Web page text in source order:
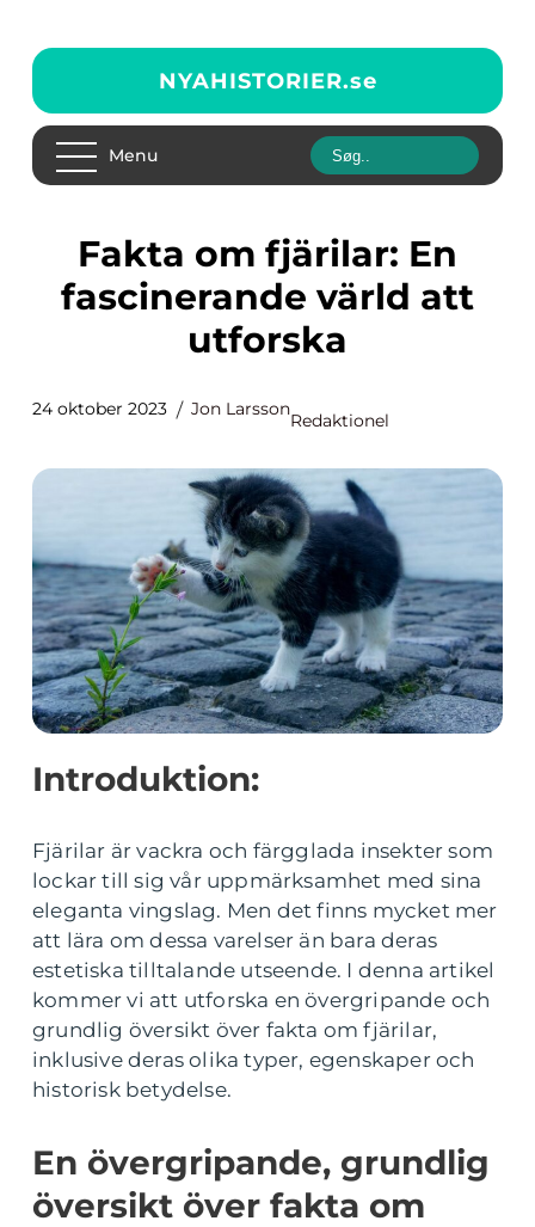
NYAHISTORIER.se
Menu
Fakta om fjärilar: En
fascinerande värld att
utforska
24 oktober 2023 Jon Larsson
Redaktionel
Introduktion:
Fjärilar är vackra och färgglada insekter som
lockar till sig vår uppmärksamhet med sina
eleganta vingslag. Men det finns mycket mer
att lära om dessa varelser än bara deras
estetiska tilltalande utseende. I denna artikel
kommer vi att utforska en övergripande och
grundlig översikt över fakta om fjärilar,
inklusive deras olika typer, egenskaper och
historisk betydelse.
En övergripande, grundlig
översikt över fakta om